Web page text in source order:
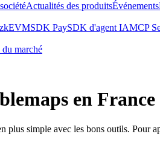
Actualités des produitsÉvénements
SDK PaySDK d'agent IAMCP
marché
en France
plus simple avec les bons outils. Pour